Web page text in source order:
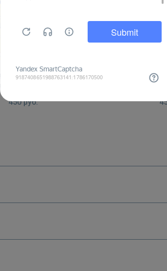
разведчики
охотятся за
выпить
450 руб.
Плакат:
начало